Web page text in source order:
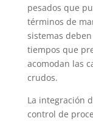
pesados que
términos de
sistemas
tiempos que
acomodan las
crudos.
La integración
control de